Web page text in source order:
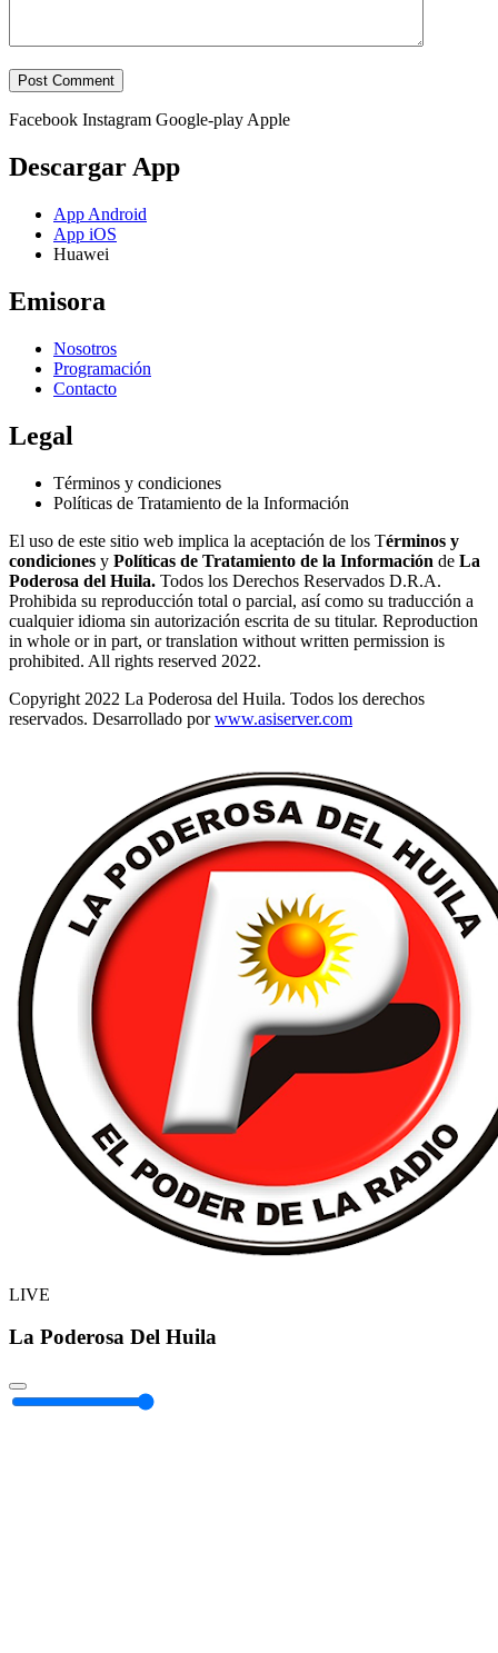
Facebook Instagram Google-play Apple
Descargar App
App Android
App iOS
Huawei
Emisora
Nosotros
Programación
Contacto
Legal
Términos y condiciones
Políticas de Tratamiento de la Información
El uso de este sitio web implica la aceptación de los Términos y
condiciones y Políticas de Tratamiento de la Información de La
Poderosa del Huila. Todos los Derechos Reservados D.R.A.
Prohibida su reproducción total o parcial, así como su traducción a
cualquier idioma sin autorización escrita de su titular. Reproduction
in whole or in part, or translation without written permission is
prohibited. All rights reserved 2022.
Copyright 2022 La Poderosa del Huila. Todos los derechos
reservados. Desarrollado porwww.asiserver.com
LIVE
La Poderosa Del Huila